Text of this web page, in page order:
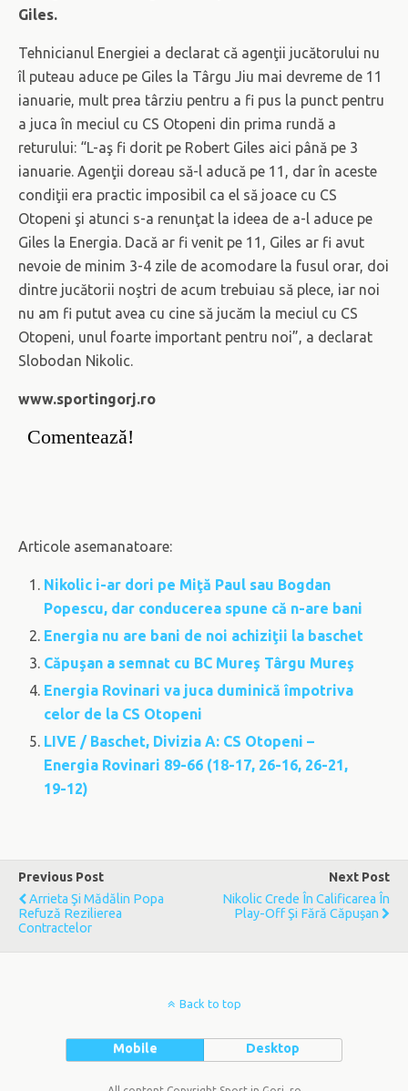
Giles.
Tehnicianul Energiei a declarat că agenţii jucătorului nu
îl puteau aduce pe Giles la Târgu Jiu mai devreme de 11
ianuarie, mult prea târziu pentru a fi pus la punct pentru
a juca în meciul cu CS Otopeni din prima rundă a
returului: “L-aş fi dorit pe Robert Giles aici până pe 3
ianuarie. Agenţii doreau să-l aducă pe 11, dar în aceste
condiţii era practic imposibil ca el să joace cu CS
Otopeni şi atunci s-a renunţat la ideea de a-l aduce pe
Giles la Energia. Dacă ar fi venit pe 11, Giles ar fi avut
nevoie de minim 3-4 zile de acomodare la fusul orar, doi
dintre jucătorii noştri de acum trebuiau să plece, iar noi
nu am fi putut avea cu cine să jucăm la meciul cu CS
Otopeni, unul foarte important pentru noi”, a declarat
Slobodan Nikolic.
www.sportingorj.ro
Comentează!
Articole asemanatoare:
Nikolic i-ar dori pe Miţă Paul sau Bogdan
Popescu, dar conducerea spune că n-are bani
Energia nu are bani de noi achiziţii la baschet
Căpuşan a semnat cu BC Mureş Târgu Mureş
Energia Rovinari va juca duminică împotriva
celor de la CS Otopeni
LIVE / Baschet, Divizia A: CS Otopeni –
Energia Rovinari 89-66 (18-17, 26-16, 26-21,
19-12)
Previous Post
Arrieta Şi Mădălin Popa
Refuză Rezilierea
Contractelor
Next Post
Nikolic Crede În Calificarea În
Play-Off Şi Fără Căpuşan
Back to top
Mobile Desktop